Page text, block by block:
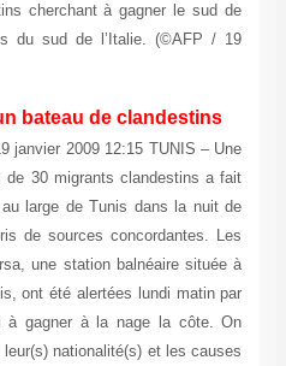
cherchant à gagner le sud de
du sud de l’Italie. (©AFP / 19
bateau de clandestins
janvier 2009 12:15 TUNIS – Une
de 30 migrants clandestins a fait
large de Tunis dans la nuit de
de sources concordantes. Les
une station balnéaire située à
ont été alertées lundi matin par
à gagner à la nage la côte. On
nationalité(s) et les causes